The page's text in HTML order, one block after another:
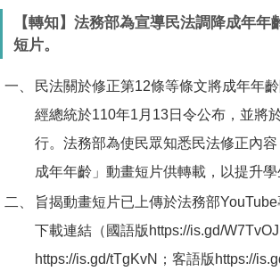
【轉知】法務部為宣導民法調降成年年
短片。
一、
民法關於修正第12條等條文將成年年
經總統於110年1月13日令公布，並將
行。法務部為使民眾知悉民法修正內
成年年齡」動畫短片供轉載，以提升學
二、
旨揭動畫短片已上傳於法務部
下載連結（國語版 https://is.gd/W7TvOJ
https://is.gd/tTgKvN ；客語版 https://